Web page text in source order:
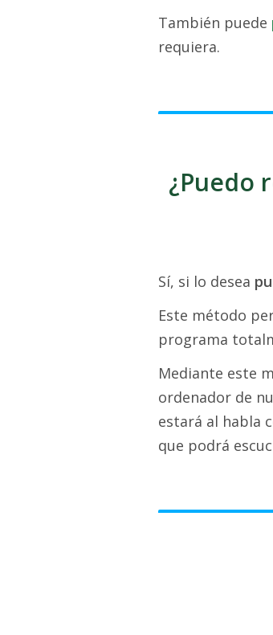
También puede
requiera.
¿Puedo
Sí, si lo desea
Este método
programa
Mediante este
ordenador de
estará al habla
que podrá